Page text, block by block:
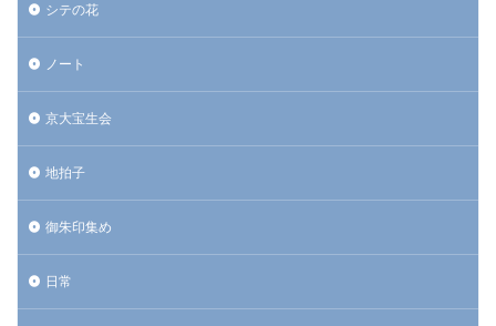
シテの花
ノート
京大宝生会
地拍子
御朱印集め
日常